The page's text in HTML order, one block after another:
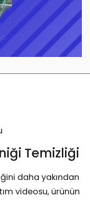
Temizliği
daha yakından
videosu, ürünün